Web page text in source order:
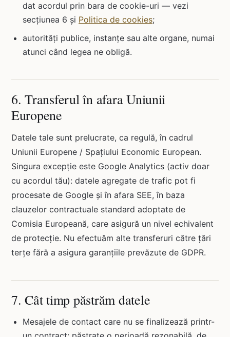
dat acordul prin bara de cookie-uri — vezi
secțiunea 6 și Politica de cookies;
autorități publice, instanțe sau alte organe, numai
atunci când legea ne obligă.
6. Transferul în afara Uniunii
Europene
Datele tale sunt prelucrate, ca regulă, în cadrul
Uniunii Europene / Spațiului Economic European.
Singura excepție este Google Analytics (activ doar
cu acordul tău): datele agregate de trafic pot fi
procesate de Google și în afara SEE, în baza
clauzelor contractuale standard adoptate de
Comisia Europeană, care asigură un nivel echivalent
de protecție. Nu efectuăm alte transferuri către țări
terțe fără a asigura garanțiile prevăzute de GDPR.
7. Cât timp păstrăm datele
Mesajele de contact care nu se finalizează printr-